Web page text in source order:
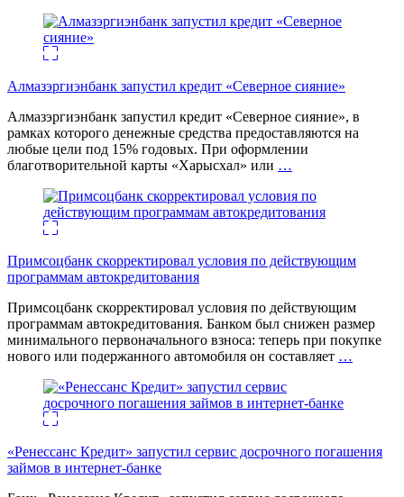
Алмазэргиэнбанк запустил кредит «Северное сияние»
Алмазэргиэнбанк запустил кредит «Северное сияние», в
рамках которого денежные средства предоставляются на
любые цели под 15% годовых. При оформлении
благотворительной карты «Харысхал» или …
Примсоцбанк скорректировал условия по действующим
программам автокредитования
Примсоцбанк скорректировал условия по действующим
программам автокредитования. Банком был снижен размер
минимального первоначального взноса: теперь при покупке
нового или подержанного автомобиля он составляет …
«Ренессанс Кредит» запустил сервис досрочного погашения
займов в интернет-банке